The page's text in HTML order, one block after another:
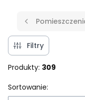
Filtry
Produkty: 309
Lista
Sortowanie: